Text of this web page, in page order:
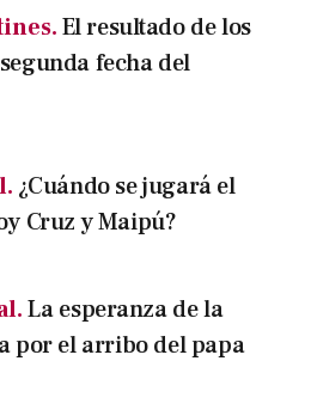
El resultado de los
fecha del
¿Cuándo se jugará el
Cruz y Maipú?
La esperanza de la
por el arribo del papa